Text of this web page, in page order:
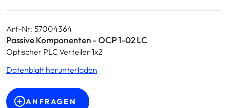
Art-Nr: 57004364
Passive Komponenten - OCP 1-02 LC
Optischer PLC Verteiler 1x2
Datenblatt herunterladen
ANFRAGEN